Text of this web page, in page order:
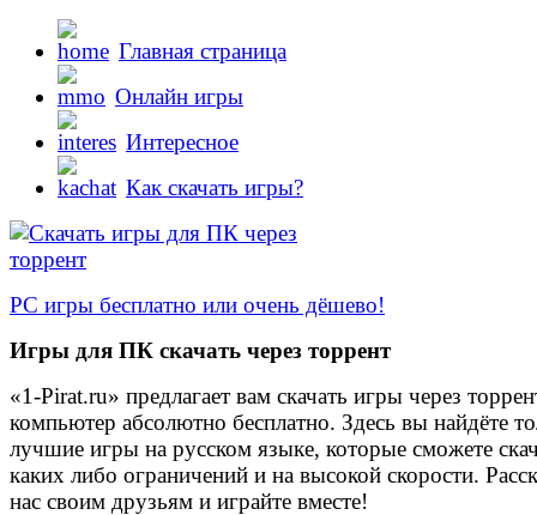
Главная страница
Онлайн игры
Интересное
Как скачать игры?
PC игры бесплатно или очень дёшево!
Игры для ПК скачать через торрент
«1-Pirat.ru» предлагает вам скачать игры через
компьютер абсолютно бесплатно. Здесь вы найдёте
лучшие игры на русском языке, которые сможете
каких либо ограничений и на высокой скорости.
нас своим друзьям и играйте вместе!